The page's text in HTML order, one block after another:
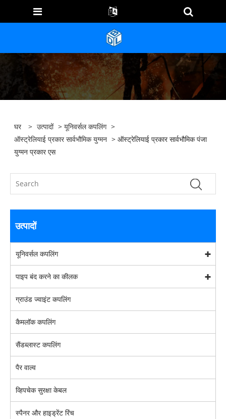
घर > उत्पादों >यूनिवर्सल कपलिंग >
ऑस्ट्रेलियाई प्रकार सार्वभौमिक युग्मन > ऑस्ट्रेलियाई प्रकार सार्वभौमिक पंजा
युग्मन प्रकार एस
उत्पादों
यूनिवर्सल कपलिंग
पाइप बंद करने का कीलक
ग्राउंड ज्वाइंट कपलिंग
कैमलॉक कपलिंग
सैंडब्लास्ट कपलिंग
पैर वाल्व
व्हिपचेक सुरक्षा केबल
स्पैनर और हाइड्रेंट रिंच